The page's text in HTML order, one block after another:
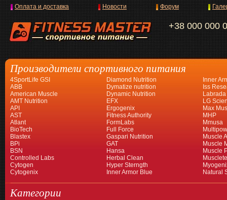
+38 000 000
Оплата и доставка Новости Форум
Производители спортивного питания
4SportLife GSI
ABB
American Muscle
AMT Nutrition
API
AST
Atlant
BioTech
Blastex
BPi
BSN
Controlled Labs
Cytogen
Cytogenix
Diamond Nutrition
Dymatize nutrition
Dynamic Nutrition
EFX
Ergogenix
Fitness Authority
FormLabs
Full Force
Gaspari Nutrition
GAT
Hansa
Herbal Clean
Hyper Sterngth
Inner Armor Blue
Inner
Iss
Labrada
LG
Max
MHP
Mmusa
Muscle
Muscle
Muscle
Natural
Категории